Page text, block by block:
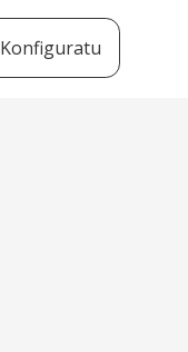
Konfiguratu